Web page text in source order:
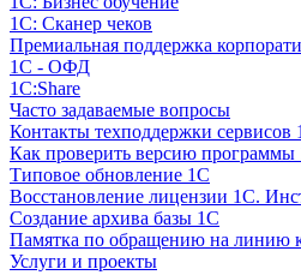
1С: Сканер чеков
Премиальная поддержка
1С - ОФД
1С:Share
Часто задаваемые вопросы
Контакты техподдержки сервисов
Как проверить версию программы
Типовое обновление 1С
Восстановление лицензии 1С.
Создание архива базы 1С
Памятка по обращению на линию
Услуги и проекты